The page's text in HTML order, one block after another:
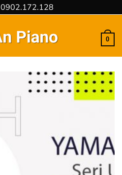
0902.172.128
0